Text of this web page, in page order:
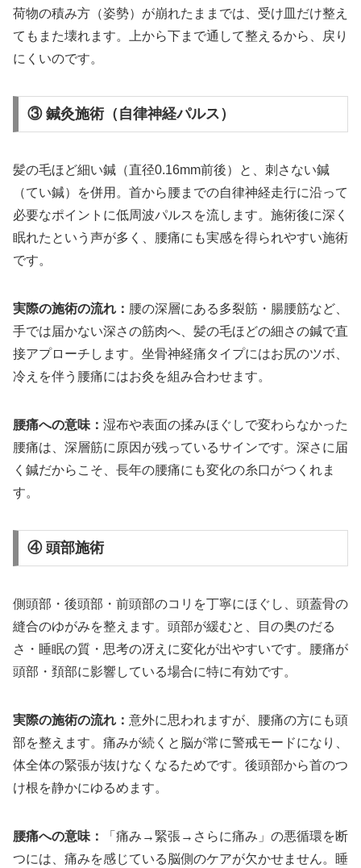
荷物の積み方（姿勢）が崩れたままでは、受け皿だけ整え
てもまた壊れます。上から下まで通して整えるから、戻り
にくいのです。
③ 鍼灸施術（自律神経パルス）
髪の毛ほど細い鍼（直径0.16mm前後）と、刺さない鍼
（てい鍼）を併用。首から腰までの自律神経走行に沿って
必要なポイントに低周波パルスを流します。施術後に深く
眠れたという声が多く、腰痛にも実感を得られやすい施術
です。
実際の施術の流れ： 腰の深層にある多裂筋・腸腰筋など、
手では届かない深さの筋肉へ、髪の毛ほどの細さの鍼で直
接アプローチします。坐骨神経痛タイプにはお尻のツボ、
冷えを伴う腰痛にはお灸を組み合わせます。
腰痛への意味： 湿布や表面の揉みほぐしで変わらなかった
腰痛は、深層筋に原因が残っているサインです。深さに届
く鍼だからこそ、長年の腰痛にも変化の糸口がつくれま
す。
④ 頭部施術
側頭部・後頭部・前頭部のコリを丁寧にほぐし、頭蓋骨の
縫合のゆがみを整えます。頭部が緩むと、目の奥のだる
さ・睡眠の質・思考の冴えに変化が出やすいです。腰痛が
頭部・頚部に影響している場合に特に有効です。
実際の施術の流れ： 意外に思われますが、腰痛の方にも頭
部を整えます。痛みが続くと脳が常に警戒モードになり、
体全体の緊張が抜けなくなるためです。後頭部から首のつ
け根を静かにゆるめます。
腰痛への意味：
「痛み→緊張→さらに痛み」の悪循環を断
つには、痛みを感じている脳側のケアが欠かせません。睡